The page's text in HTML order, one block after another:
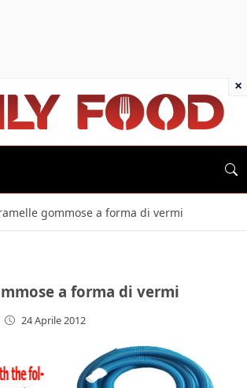
gommose a forma di vermi
a forma di vermi
24 Aprile 2012
×